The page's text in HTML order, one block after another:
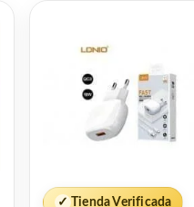
✓ Tienda Verificada